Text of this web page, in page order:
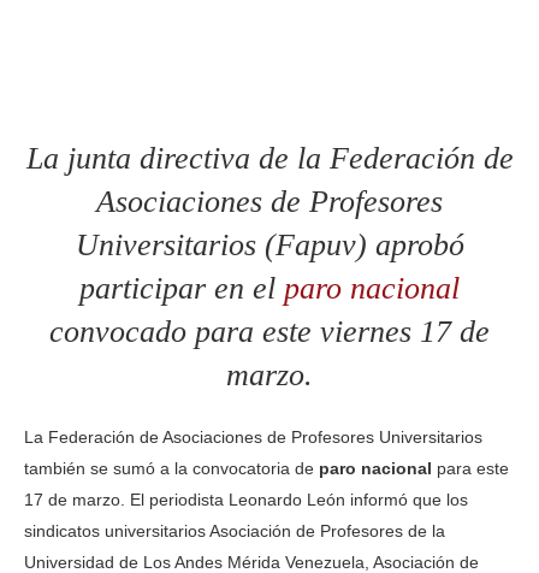
La junta directiva de la Federación de
Asociaciones de Profesores
Universitarios (Fapuv) aprobó
participar en el paro nacional
convocado para este viernes 17 de
marzo.
La Federación de Asociaciones de Profesores Universitarios
también se sumó a la convocatoria de paro nacional para este
17 de marzo. El periodista Leonardo León informó que los
sindicatos universitarios Asociación de Profesores de la
Universidad de Los Andes Mérida Venezuela, Asociación de